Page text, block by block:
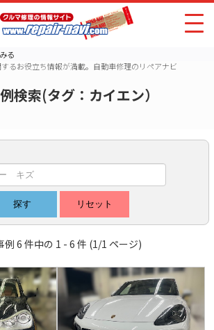
る
るお役立ち情報が満載。自動車修理のリペアナビ
検索(タグ：カイエン）
例 6 件中の 1 - 6 件 (1/1 ページ)